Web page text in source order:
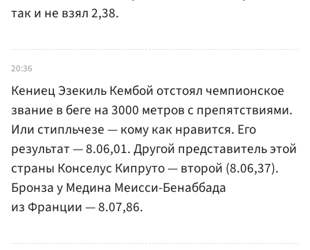
так и не взял 2,38.
20:36
Кениец Эзекиль Кембой отстоял чемпионское
звание в беге на 3000 метров с препятствиями.
Или стипльчезе — кому как нравится. Его
результат — 8.06,01. Другой представитель этой
страны Конселус Кипруто — второй (8.06,37).
Бронза у Медина Меисси-Бенаббада
из Франции — 8.07,86.